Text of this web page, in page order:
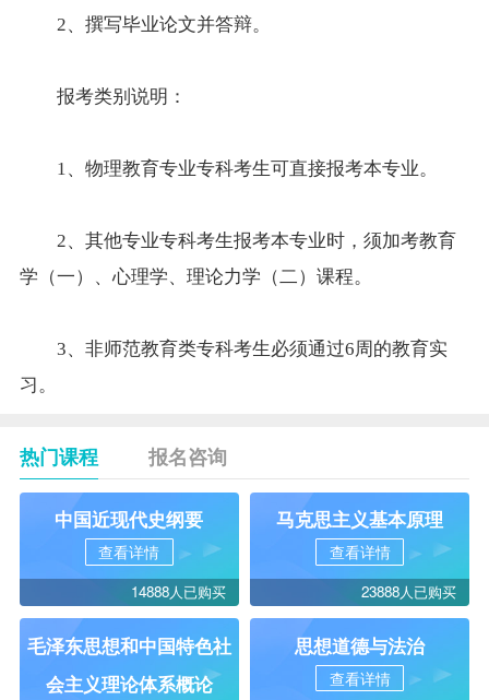
2、撰写毕业论文并答辩。
报考类别说明：
1、物理教育专业专科考生可直接报考本专业。
2、其他专业专科考生报考本专业时，须加考教育
学（一）、心理学、理论力学（二）课程。
3、非师范教育类专科考生必须通过6周的教育实
习。
热门课程 报名咨询
中国近现代史纲要
查看详情
14888人已购买
马克思主义基本原理
查看详情
23888人已购买
毛泽东思想和中国特色社
会主义理论体系概论
思想道德与法治
查看详情